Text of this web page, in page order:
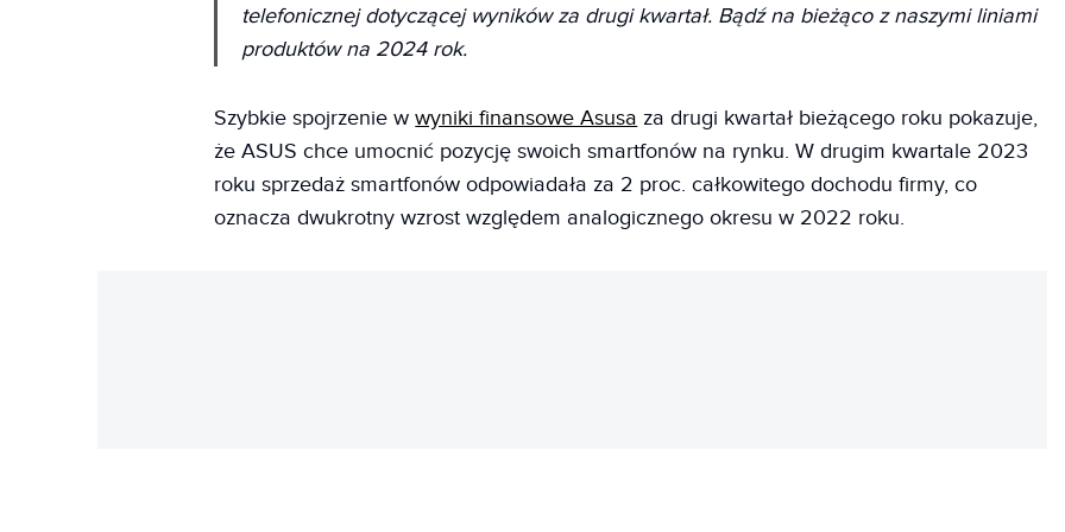
telefonicznej dotyczącej wyników za drugi kwartał. Bądź na bieżąco z naszymi liniami
produktów na 2024 rok.
Szybkie spojrzenie wwyniki finansowe Asusa za drugi kwartał bieżącego roku pokazuje,
że ASUS chce umocnić pozycję swoich smartfonów na rynku. W drugim kwartale 2023
roku sprzedaż smartfonów odpowiadała za 2 proc. całkowitego dochodu firmy, co
oznacza dwukrotny wzrost względem analogicznego okresu w 2022 roku.